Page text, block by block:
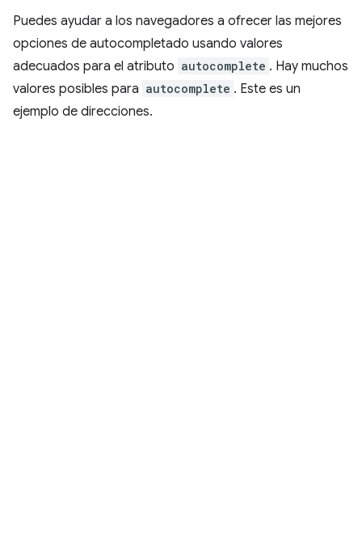
Puedes ayudar a los navegadores a ofrecer las mejores
opciones de autocompletado usando valores
adecuados para el atributo autocomplete . Hay muchos
valores posibles para autocomplete . Este es un
ejemplo de direcciones.